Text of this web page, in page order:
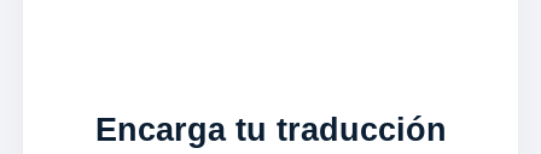
Encarga tu traducción